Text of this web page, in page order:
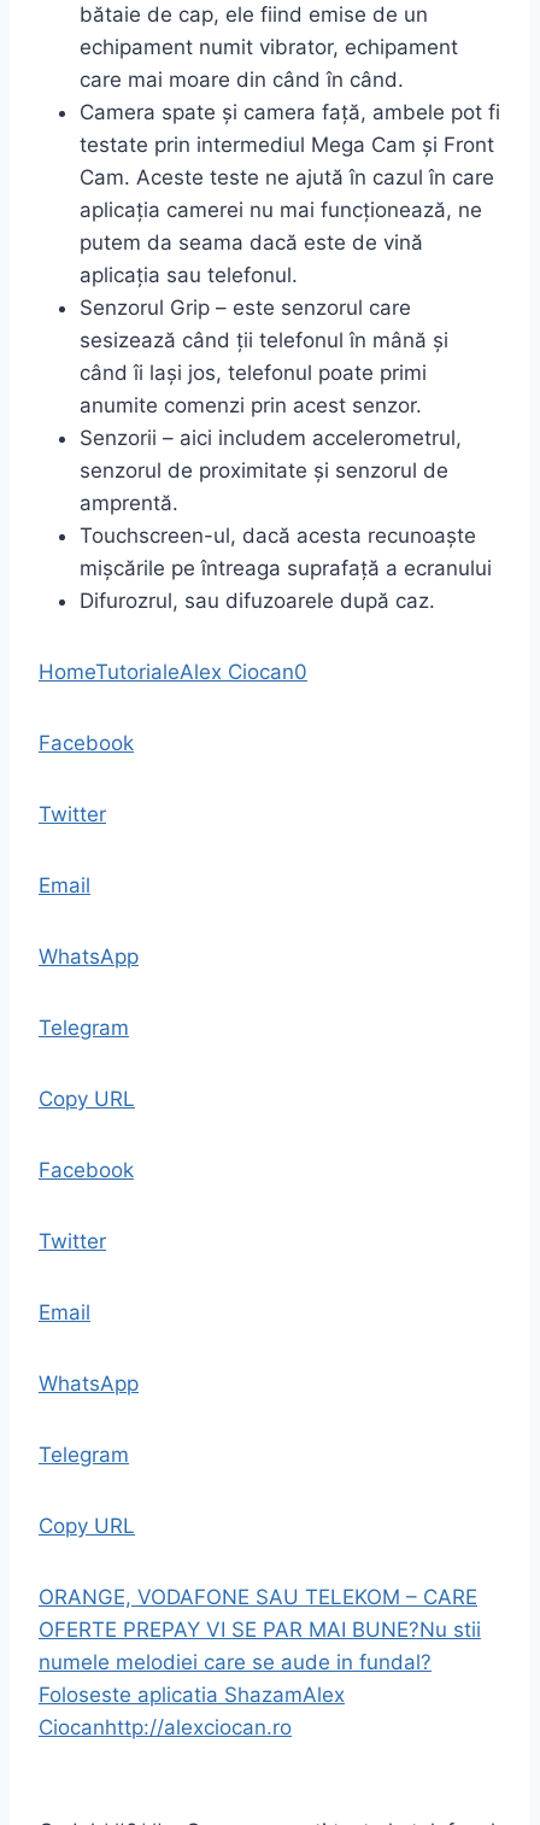
bătaie de cap, ele fiind emise de un
echipament numit vibrator, echipament
care mai moare din când în când.
Camera spate și camera față, ambele pot fi
testate prin intermediul Mega Cam și Front
Cam. Aceste teste ne ajută în cazul în care
aplicația camerei nu mai funcționează, ne
putem da seama dacă este de vină
aplicația sau telefonul.
Senzorul Grip – este senzorul care
sesizează când ții telefonul în mână și
când îi lași jos, telefonul poate primi
anumite comenzi prin acest senzor.
Senzorii – aici includem accelerometrul,
senzorul de proximitate și senzorul de
amprentă.
Touchscreen-ul, dacă acesta recunoaște
mișcările pe întreaga suprafață a ecranului
Difurozrul, sau difuzoarele după caz.
HomeTutorialeAlex Ciocan0
Facebook
Twitter
Email
WhatsApp
Telegram
Copy URL
Facebook
Twitter
Email
WhatsApp
Telegram
Copy URL
ORANGE, VODAFONE SAU TELEKOM – CARE
OFERTE PREPAY VI SE PAR MAI BUNE?Nu stii
numele melodiei care se aude in fundal?
Foloseste aplicatia ShazamAlex
Ciocanhttp://alexciocan.ro